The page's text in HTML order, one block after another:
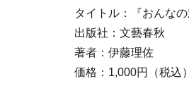
タイトル：『おんなの
出版社：文藝春秋
著者：伊藤理佐
価格：1,000円（税込）